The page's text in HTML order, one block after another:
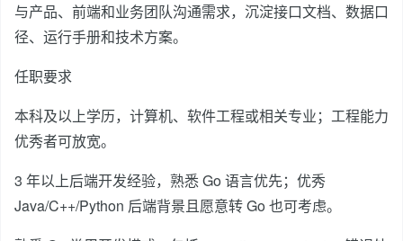
与产品、前端和业务团队沟通需求，沉淀接口文档、数据口
径、运行手册和技术方案。
任职要求
本科及以上学历，计算机、软件工程或相关专业；工程能力
优秀者可放宽。
3 年以上后端开发经验，熟悉 Go 语言优先；优秀
Java/C++/Python 后端背景且愿意转 Go 也可考虑。